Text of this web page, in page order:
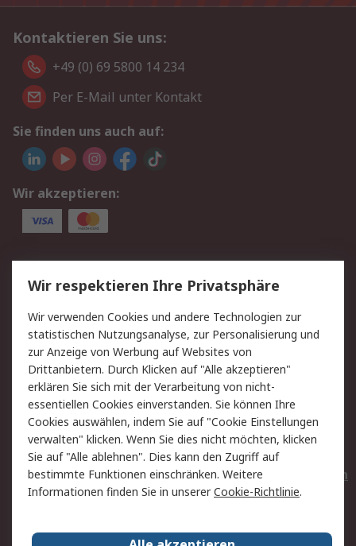
Kontaktieren Sie uns:
+49 (0) 69 5800 14 234
Per E-Mail unter Kontakt
Sie finden uns auch auf:
Wir akzeptieren:
Service
Value Added Services
Lieferlösungen
Rücksendungen
Kontakt
Hilfe
Privatkunden
Rechtliches
AGB
Datenschutz
Cookie-Richtlinie
Zahlungsbedingungen
Copyright/Impressum
Entsorgung
Elektrogeräte/Batterien
Wir respektieren Ihre Privatsphäre
Wir verwenden Cookies und andere Technologien zur
statistischen Nutzungsanalyse, zur Personalisierung und
zur Anzeige von Werbung auf Websites von
Drittanbietern. Durch Klicken auf "Alle akzeptieren"
erklären Sie sich mit der Verarbeitung von nicht-
essentiellen Cookies einverstanden. Sie können Ihre
Cookies auswählen, indem Sie auf "Cookie Einstellungen
verwalten" klicken. Wenn Sie dies nicht möchten, klicken
Sie auf "Alle ablehnen". Dies kann den Zugriff auf
bestimmte Funktionen einschränken. Weitere
Informationen finden Sie in unsererCookie-Richtlinie.